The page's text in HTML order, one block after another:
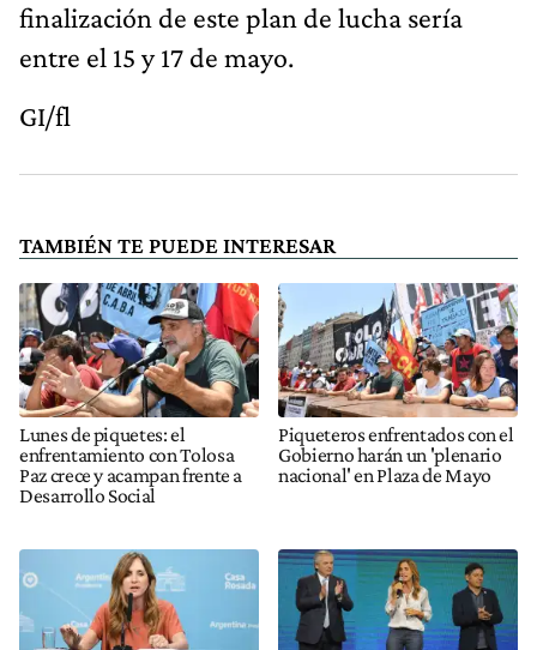
finalización de este plan de lucha sería
entre el 15 y 17 de mayo.
GI/fl
TAMBIÉN TE PUEDE INTERESAR
Lunes de piquetes: el
enfrentamiento con Tolosa
Paz crece y acampan frente a
Desarrollo Social
Piqueteros enfrentados con el
Gobierno harán un 'plenario
nacional' en Plaza de Mayo